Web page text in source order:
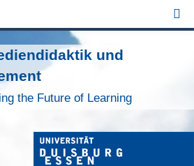
to Navigation
und
the Future of Learning